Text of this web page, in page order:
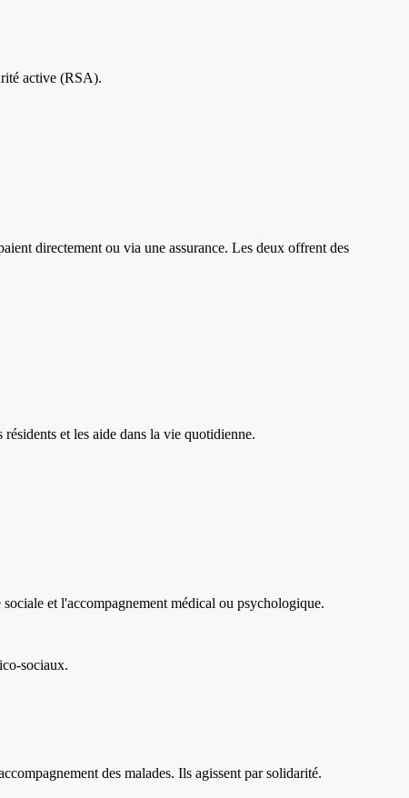
active (RSA).
directement ou via une assurance. Les deux offrent des
et les aide dans la vie quotidienne.
et l'accompagnement médical ou psychologique.
sociaux.
des malades. Ils agissent par solidarité.